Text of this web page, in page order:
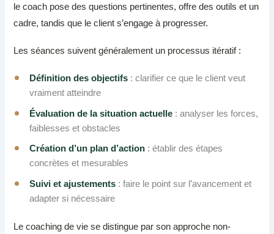
le coach pose des questions pertinentes, offre des outils et un
cadre, tandis que le client s’engage à progresser.
Les séances suivent généralement un processus itératif :
Définition des objectifs : clarifier ce que le client veut
vraiment atteindre
Évaluation de la situation actuelle : analyser les forces,
faiblesses et obstacles
Création d’un plan d’action : établir des étapes
concrètes et mesurables
Suivi et ajustements : faire le point sur l’avancement et
adapter si nécessaire
Le coaching de vie se distingue par son approche non-